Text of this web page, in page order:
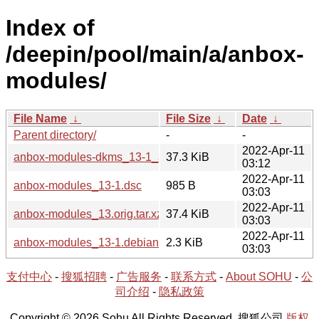
Index of
/deepin/pool/main/a/anbox-
modules/
File Name ↓ File Size ↓ Date ↓
Parent directory/
-
-
anbox-modules-dkms_13-1_all.deb37.3 KiB
2022-Apr-11
03:12
anbox-modules_13-1.dsc
985 B
2022-Apr-11
03:03
anbox-modules_13.orig.tar.xz 37.4 KiB
2022-Apr-11
03:03
anbox-modules_13-1.debian.tar.xz
2.3 KiB
2022-Apr-11
03:03
支付中心 - 搜狐招聘 - 广告服务 - 联系方式 - About SOHU - 公
司介绍 - 隐私政策